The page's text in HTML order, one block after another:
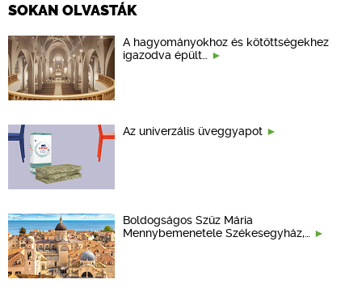
SOKAN OLVASTÁK
A hagyományokhoz és kötöttségekhez
igazodva épült…
Az univerzális üveggyapot
Boldogságos Szűz Mária
Mennybemenetele Székesegyház,…